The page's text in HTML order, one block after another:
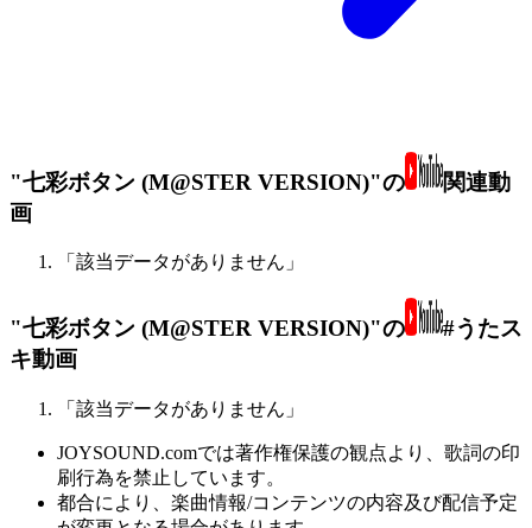
"七彩ボタン (M@STER VERSION)"の
関連動
画
「該当データがありません」
"七彩ボタン (M@STER VERSION)"の
#うたス
キ動画
「該当データがありません」
JOYSOUND.comでは著作権保護の観点より、歌詞の印
刷行為を禁止しています。
都合により、楽曲情報/コンテンツの内容及び配信予定